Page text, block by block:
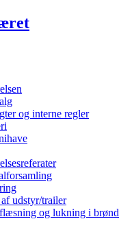
og interne regler
udstyr/trailer
og lukning i brønd